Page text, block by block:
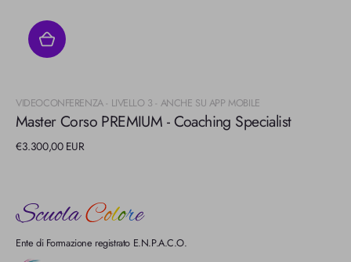
Fornitore:
VIDEOCONFERENZA - LIVELLO 3 - ANCHE SU APP MOBILE
Master Corso PREMIUM - Coaching Specialist
Prezzo
€3.300,00 EUR
Ente di Formazione registrato E.N.P.A.C.O.